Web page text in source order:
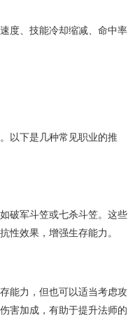
度、技能冷却缩减、命中率
以下是几种常见职业的推
破军斗笠或七杀斗笠。这些
性效果，增强生存能力。
能力，但也可以适当考虑攻
害加成，有助于提升法师的